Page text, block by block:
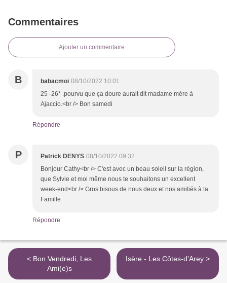
Commentaires
Ajouter un commentaire
B babacmoi 08/10/2022 10:01
25 -26* .pourvu que ça doure aurait dit madame mère à
Ajaccio.<br /> Bon samedi
Répondre
P Patrick DENYS 08/10/2022 09:32
Bonjour Cathy<br /> C'est avec un beau soleil sur la région,
que Sylvie et moi même nous te souhaitons un excellent
week-end<br /> Gros bisous de nous deux et nos amitiés à ta
Famille
Répondre
< Bon Vendredi, Les
Ami(e)s
Isère - Les Côtes-d'Arey >